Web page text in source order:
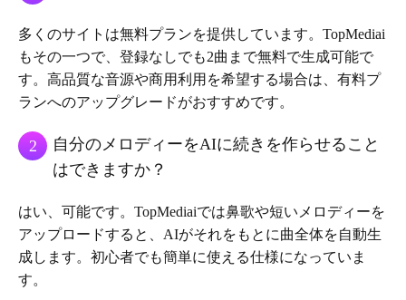
多くのサイトは無料プランを提供しています。TopMediai
もその一つで、登録なしでも2曲まで無料で生成可能で
す。高品質な音源や商用利用を希望する場合は、有料プ
ランへのアップグレードがおすすめです。
2
自分のメロディーをAIに続きを作らせること
はできますか？
はい、可能です。TopMediaiでは鼻歌や短いメロディーを
アップロードすると、AIがそれをもとに曲全体を自動生
成します。初心者でも簡単に使える仕様になっていま
す。